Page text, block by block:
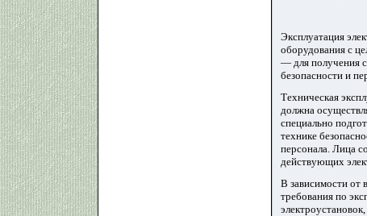
Эксплуатация
оборудования с
— для получения
безопасности и
Техническая
должна
специально
технике
персонала. Лица
действующих
В зависимости от
требования по